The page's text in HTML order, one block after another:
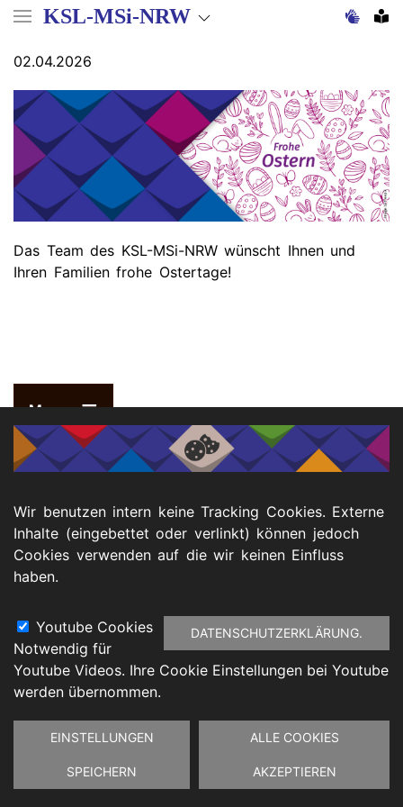
Direkt
Inhalt
KSL-MSi-NRW
02.04.2026
Das Team des KSL-MSi-NRW wünscht Ihnen und
Ihren Familien frohe Ostertage!
Menu
Footer
Wir benutzen intern keine Tracking Cookies. Externe
Inhalte (eingebettet oder verlinkt) können jedoch
Cookies verwenden auf die wir keinen Einfluss
haben.
DATENSCHUTZERKLÄRUNG.
Youtube Cookies
Notwendig für
Youtube Videos. Ihre Cookie Einstellungen bei Youtube
werden übernommen.
EINSTELLUNGEN
SPEICHERN
ALLE COOKIES
AKZEPTIEREN
Zustimmung
zurückziehen